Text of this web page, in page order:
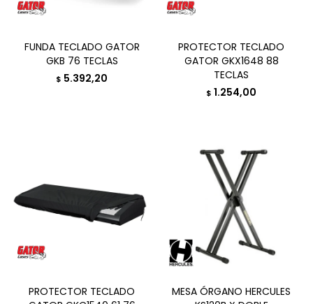
FUNDA TECLADO GATOR
GKB 76 TECLAS
$ 5.392,20
PROTECTOR TECLADO
GATOR GKX1648 88
TECLAS
$ 1.254,00
PROTECTOR TECLADO
MESA ÓRGANO HERCULES